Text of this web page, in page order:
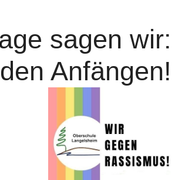
sagen wir:
Anfängen!